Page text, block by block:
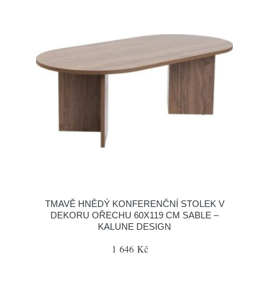
TMAVĚ HNĚDÝ KONFERENČNÍ STOLEK V
DEKORU OŘECHU 60X119 CM SABLE –
KALUNE DESIGN
1 646 Kč